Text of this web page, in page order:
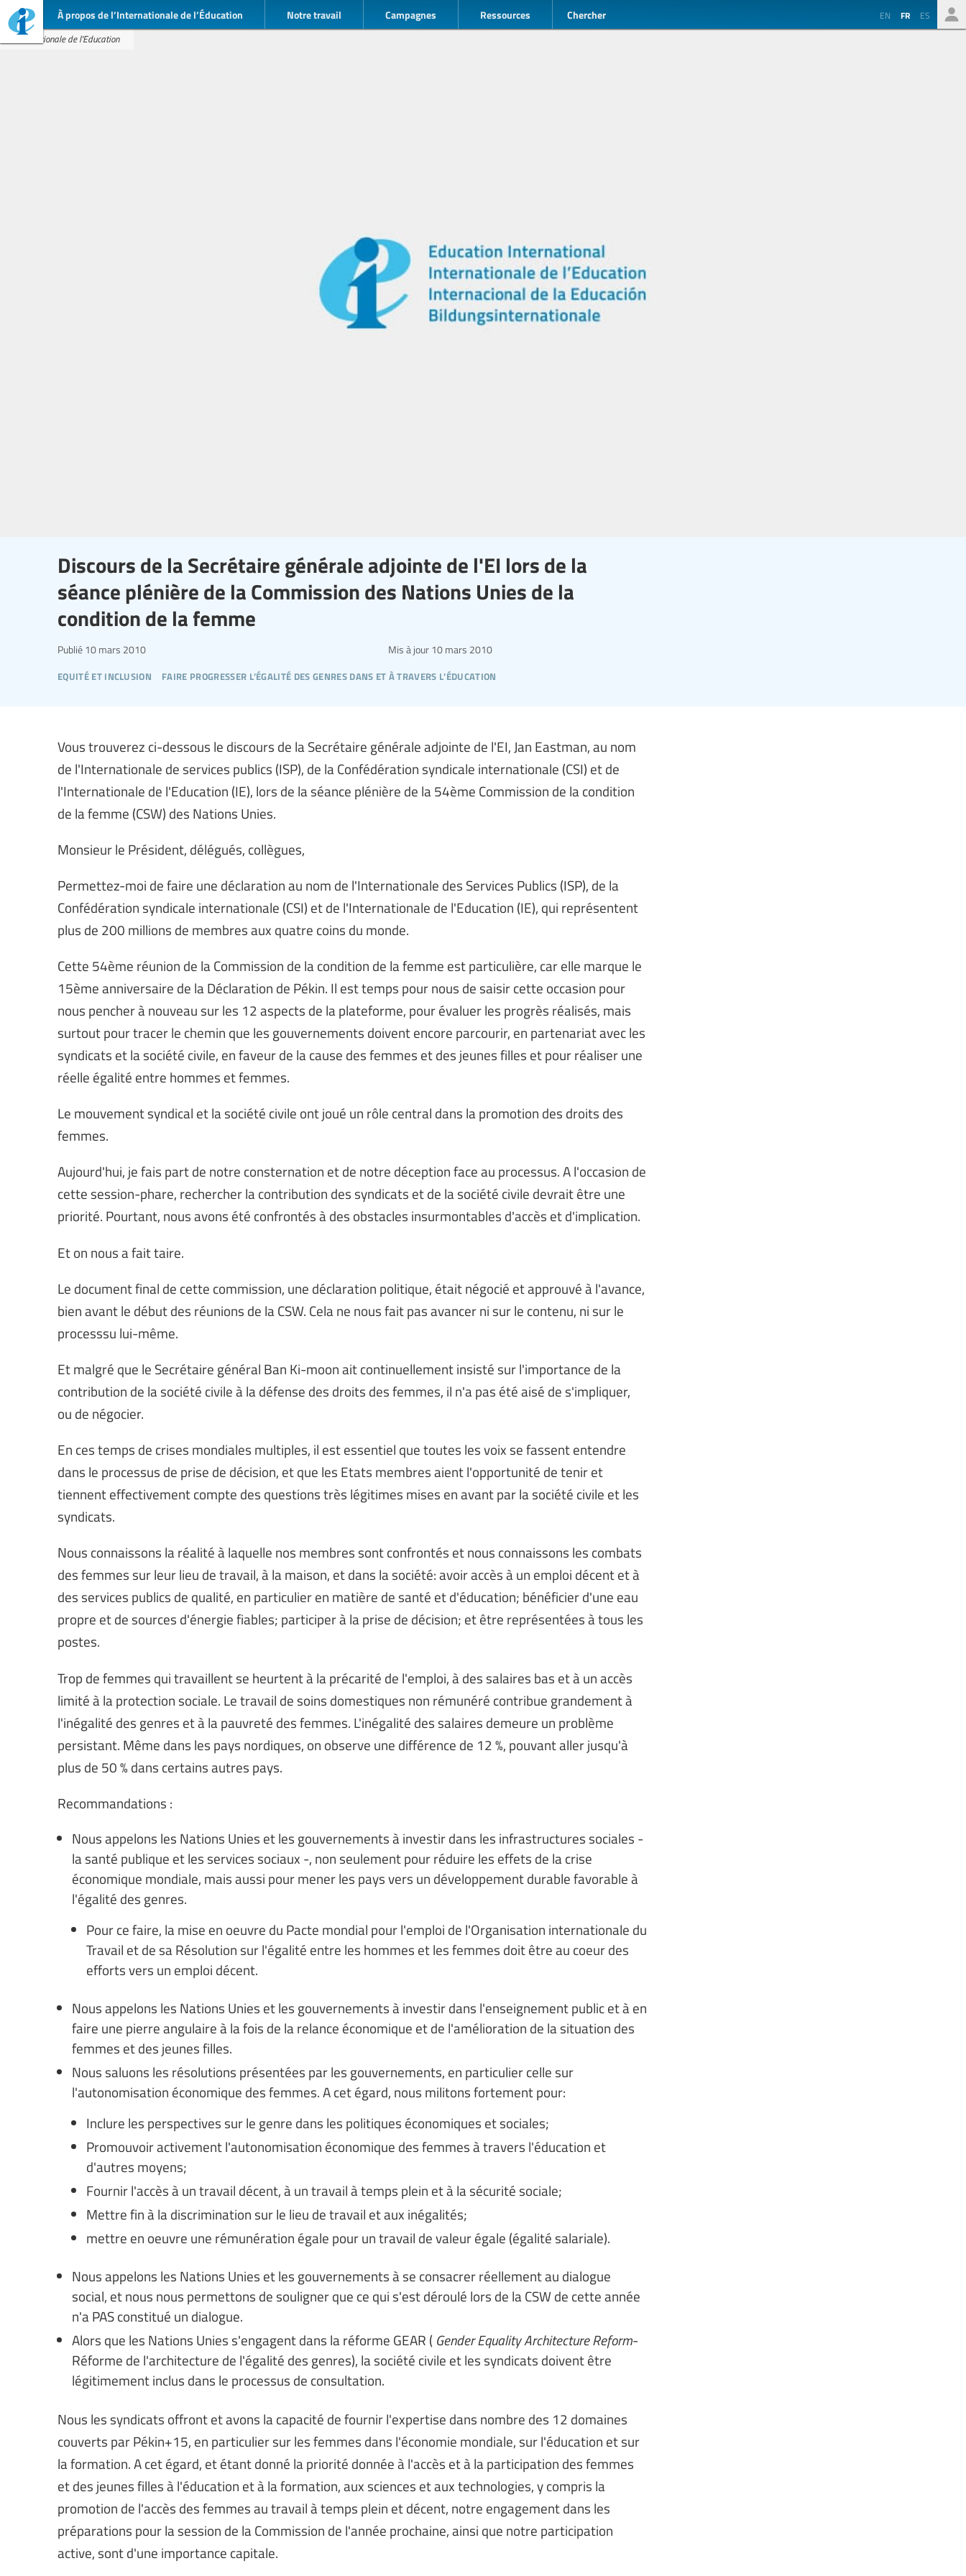
À propos de l’Internationale de l’Éducation Notre travail Campagnes Ressources Chercher EN FR ES
Internationale de l'Education
Discours de la Secrétaire générale adjointe de l'EI lors de la
séance plénière de la Commission des Nations Unies de la
condition de la femme
equité et inclusion faire progresser l’égalité des genres dans et à travers l’éducation
Publié 10 mars 2010 Mis à jour 10 mars 2010
Vous trouverez ci-dessous le discours de la Secrétaire générale adjointe de l'EI, Jan Eastman, au nom
de l'Internationale de services publics (ISP), de la Confédération syndicale internationale (CSI) et de
l'Internationale de l'Education (IE), lors de la séance plénière de la 54ème Commission de la condition
de la femme (CSW) des Nations Unies.
Monsieur le Président, délégués, collègues,
Permettez-moi de faire une déclaration au nom de l'Internationale des Services Publics (ISP), de la
Confédération syndicale internationale (CSI) et de l'Internationale de l'Education (IE), qui représentent
plus de 200 millions de membres aux quatre coins du monde.
Cette 54ème réunion de la Commission de la condition de la femme est particulière, car elle marque le
15ème anniversaire de la Déclaration de Pékin. Il est temps pour nous de saisir cette occasion pour
nous pencher à nouveau sur les 12 aspects de la plateforme, pour évaluer les progrès réalisés, mais
surtout pour tracer le chemin que les gouvernements doivent encore parcourir, en partenariat avec les
syndicats et la société civile, en faveur de la cause des femmes et des jeunes filles et pour réaliser une
réelle égalité entre hommes et femmes.
Le mouvement syndical et la société civile ont joué un rôle central dans la promotion des droits des
femmes.
Aujourd'hui, je fais part de notre consternation et de notre déception face au processus. A l'occasion de
cette session-phare, rechercher la contribution des syndicats et de la société civile devrait être une
priorité. Pourtant, nous avons été confrontés à des obstacles insurmontables d'accès et d'implication.
Et on nous a fait taire.
Le document final de cette commission, une déclaration politique, était négocié et approuvé à l'avance,
bien avant le début des réunions de la CSW. Cela ne nous fait pas avancer ni sur le contenu, ni sur le
processsu lui-même.
Et malgré que le Secrétaire général Ban Ki-moon ait continuellement insisté sur l'importance de la
contribution de la société civile à la défense des droits des femmes, il n'a pas été aisé de s'impliquer,
ou de négocier.
En ces temps de crises mondiales multiples, il est essentiel que toutes les voix se fassent entendre
dans le processus de prise de décision, et que les Etats membres aient l'opportunité de tenir et
tiennent effectivement compte des questions très légitimes mises en avant par la société civile et les
syndicats.
Nous connaissons la réalité à laquelle nos membres sont confrontés et nous connaissons les combats
des femmes sur leur lieu de travail, à la maison, et dans la société: avoir accès à un emploi décent et à
des services publics de qualité, en particulier en matière de santé et d'éducation; bénéficier d'une eau
propre et de sources d'énergie fiables; participer à la prise de décision; et être représentées à tous les
postes.
Trop de femmes qui travaillent se heurtent à la précarité de l'emploi, à des salaires bas et à un accès
limité à la protection sociale. Le travail de soins domestiques non rémunéré contribue grandement à
l'inégalité des genres et à la pauvreté des femmes. L'inégalité des salaires demeure un problème
persistant. Même dans les pays nordiques, on observe une différence de 12 %, pouvant aller jusqu'à
plus de 50 % dans certains autres pays.
Recommandations :
Nous appelons les Nations Unies et les gouvernements à investir dans les infrastructures sociales -
la santé publique et les services sociaux -, non seulement pour réduire les effets de la crise
économique mondiale, mais aussi pour mener les pays vers un développement durable favorable à
l'égalité des genres.
Pour ce faire, la mise en oeuvre du Pacte mondial pour l'emploi de l'Organisation internationale du
Travail et de sa Résolution sur l'égalité entre les hommes et les femmes doit être au coeur des
efforts vers un emploi décent.
Nous appelons les Nations Unies et les gouvernements à investir dans l'enseignement public et à en
faire une pierre angulaire à la fois de la relance économique et de l'amélioration de la situation des
femmes et des jeunes filles.
Nous saluons les résolutions présentées par les gouvernements, en particulier celle sur
l'autonomisation économique des femmes. A cet égard, nous militons fortement pour:
Inclure les perspectives sur le genre dans les politiques économiques et sociales;
Promouvoir activement l'autonomisation économique des femmes à travers l'éducation et
d'autres moyens;
Fournir l'accès à un travail décent, à un travail à temps plein et à la sécurité sociale;
Mettre fin à la discrimination sur le lieu de travail et aux inégalités;
mettre en oeuvre une rémunération égale pour un travail de valeur égale (égalité salariale).
Nous appelons les Nations Unies et les gouvernements à se consacrer réellement au dialogue
social, et nous nous permettons de souligner que ce qui s'est déroulé lors de la CSW de cette année
n'a PAS constitué un dialogue.
Alors que les Nations Unies s'engagent dans la réforme GEAR ( Gender Equality Architecture Reform-
Réforme de l'architecture de l'égalité des genres), la société civile et les syndicats doivent être
légitimement inclus dans le processus de consultation.
Nous les syndicats offront et avons la capacité de fournir l'expertise dans nombre des 12 domaines
couverts par Pékin+15, en particulier sur les femmes dans l'économie mondiale, sur l'éducation et sur
la formation. A cet égard, et étant donné la priorité donnée à l'accès et à la participation des femmes
et des jeunes filles à l'éducation et à la formation, aux sciences et aux technologies, y compris la
promotion de l'accès des femmes au travail à temps plein et décent, notre engagement dans les
préparations pour la session de la Commission de l'année prochaine, ainsi que notre participation
active, sont d'une importance capitale.